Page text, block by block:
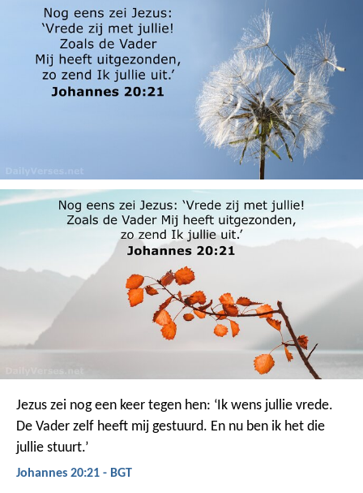
Jezus zei nog een keer tegen hen: ‘Ik wens jullie vrede.
De Vader zelf heeft mij gestuurd. En nu ben ik het die
jullie stuurt.’
Johannes 20:21 - BGT